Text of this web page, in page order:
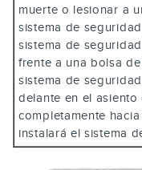
muerte o lesionar a
sistema de
sistema de
frente a una bolsa
sistema de
delante en el
completamente
instalará el sistema